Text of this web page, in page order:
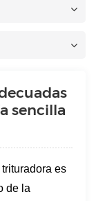
sencilla
es
de la